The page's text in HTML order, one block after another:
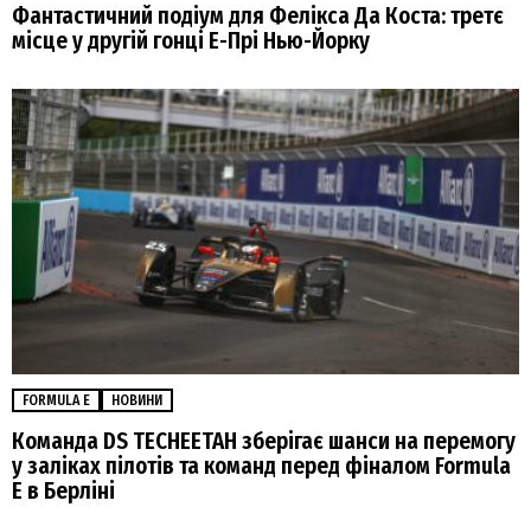
Фантастичний подіум для Фелікса Да Коста: третє
місце у другій гонці Е-Прі Нью-Йорку
FORMULA E НОВИНИ
Команда DS TECHEETAH зберігає шанси на перемогу
у заліках пілотів та команд перед фіналом Formula
E в Берліні